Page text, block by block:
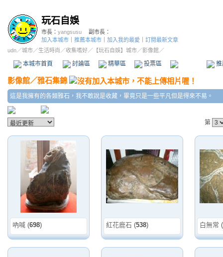
玩石自娛
市長： yangsusu
副市長：
加入本城市
推薦本城市 加入我的最愛
訂閱最新文章
udn／城市／生活時尚 ／收集嗜好／ 【玩石自娛】城市／影像館／
本城市首頁 討論區 精華區 投票區 影像館
影像館／雅石集錦
這是我擁有的各類雅石，我不敢說是收藏，畢竟只是一些平凡但是得來不易。
第
吶喊 (698) 紅花鹿石 (538) 白無常 (